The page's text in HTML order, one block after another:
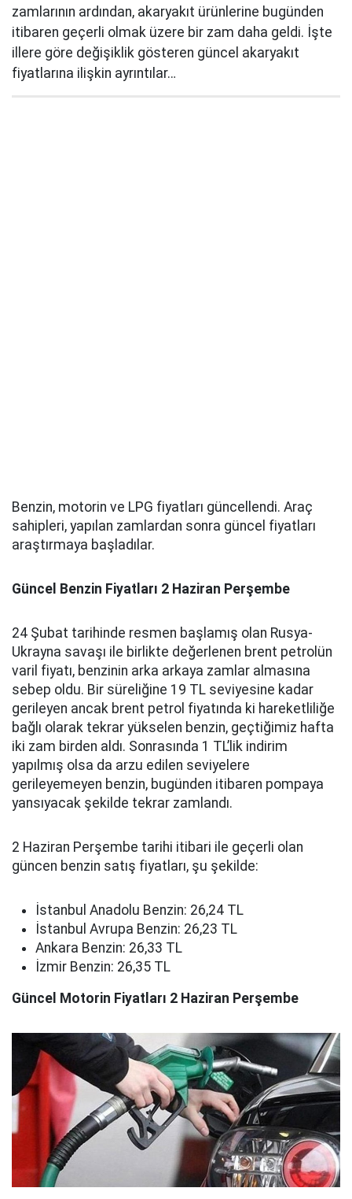
zamlarının ardından, akaryakıt ürünlerine bugünden
itibaren geçerli olmak üzere bir zam daha geldi. İşte
illere göre değişiklik gösteren güncel akaryakıt
fiyatlarına ilişkin ayrıntılar…
Benzin, motorin ve LPG fiyatları güncellendi. Araç
sahipleri, yapılan zamlardan sonra güncel fiyatları
araştırmaya başladılar.
Güncel Benzin Fiyatları 2 Haziran Perşembe
24 Şubat tarihinde resmen başlamış olan Rusya-
Ukrayna savaşı ile birlikte değerlenen brent petrolün
varil fiyatı, benzinin arka arkaya zamlar almasına
sebep oldu. Bir süreliğine 19 TL seviyesine kadar
gerileyen ancak brent petrol fiyatında ki hareketliliğe
bağlı olarak tekrar yükselen benzin, geçtiğimiz hafta
iki zam birden aldı. Sonrasında 1 TL’lik indirim
yapılmış olsa da arzu edilen seviyelere
gerileyemeyen benzin, bugünden itibaren pompaya
yansıyacak şekilde tekrar zamlandı.
2 Haziran Perşembe tarihi itibari ile geçerli olan
güncen benzin satış fiyatları, şu şekilde:
İstanbul Anadolu Benzin: 26,24 TL
İstanbul Avrupa Benzin: 26,23 TL
Ankara Benzin: 26,33 TL
İzmir Benzin: 26,35 TL
Güncel Motorin Fiyatları 2 Haziran Perşembe